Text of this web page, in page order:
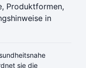
Produktformen,
in
sie die